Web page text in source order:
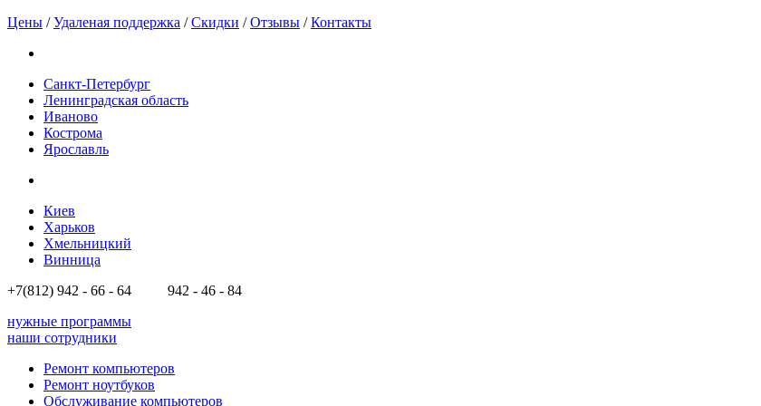
Цены /Удаленая поддержка /Скидки /Отзывы /Контакты
Санкт-Петербург
Ленинградская область
Иваново
Кострома
Ярославль
Киев
Харьков
Хмельницкий
Винница
+7(812) 942 - 66 - 64 942 - 46 - 84
нужные программы
наши сотрудники
Ремонт компьютеров
Ремонт ноутбуков
Обслуживание компьютеров